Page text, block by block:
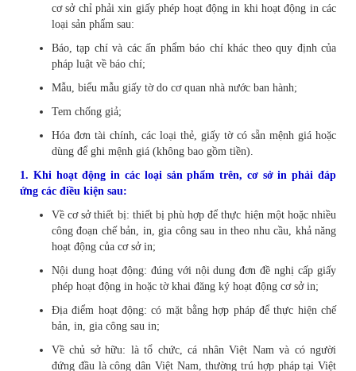
cơ sở chỉ phải xin giấy phép hoạt động in khi hoạt động in các
loại sản phẩm sau:
Báo, tạp chí và các ấn phẩm báo chí khác theo quy định của
pháp luật về báo chí;
Mẫu, biểu mẫu giấy tờ do cơ quan nhà nước ban hành;
Tem chống giả;
Hóa đơn tài chính, các loại thẻ, giấy tờ có sẵn mệnh giá hoặc
dùng để ghi mệnh giá (không bao gồm tiền).
1. Khi hoạt động in các loại sản phẩm trên, cơ sở in phải đáp
ứng các điều kiện sau:
Về cơ sở thiết bị: thiết bị phù hợp để thực hiện một hoặc nhiều
công đoạn chế bản, in, gia công sau in theo nhu cầu, khả năng
hoạt động của cơ sở in;
Nội dung hoạt động: đúng với nội dung đơn đề nghị cấp giấy
phép hoạt động in hoặc tờ khai đăng ký hoạt động cơ sở in;
Địa điểm hoạt động: có mặt bằng hợp pháp để thực hiện chế
bản, in, gia công sau in;
Về chủ sở hữu: là tổ chức, cá nhân Việt Nam và có người
đứng đầu là công dân Việt Nam, thường trú hợp pháp tại Việt